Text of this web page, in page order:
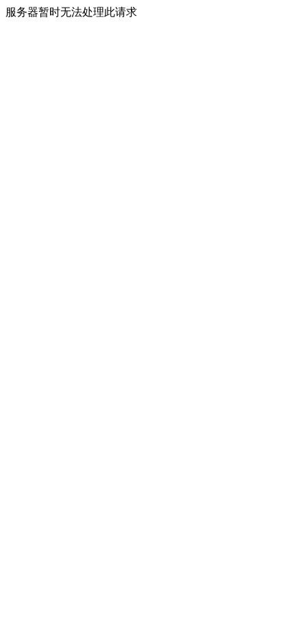
服务器暂时无法处理此请求